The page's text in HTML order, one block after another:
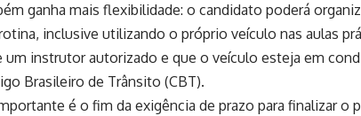
ganha mais flexibilidade: o candidato poderá
inclusive utilizando o próprio veículo nas aulas
um instrutor autorizado e que o veículo esteja em
Brasileiro de Trânsito (CBT).
é o fim da exigência de prazo para finalizar o